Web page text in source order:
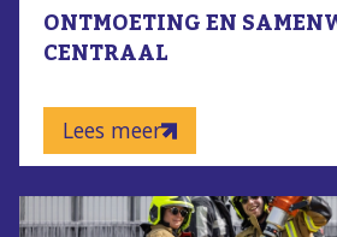
ONTMOETING EN
CENTRAAL
Lees meer